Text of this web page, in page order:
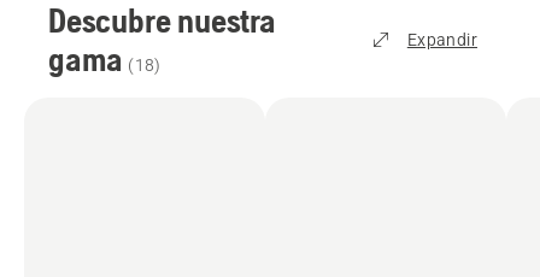
Descubre nuestra
gama (18)
Expandir